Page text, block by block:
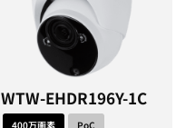
WTW-EHDR196Y-1C
400万画素
PoC